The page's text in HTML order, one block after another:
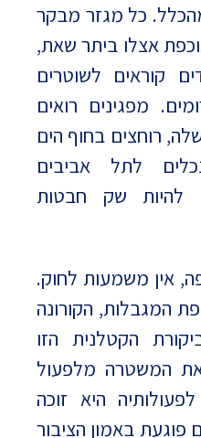
כל מגזר מבקר
אצלו ביתר שאת,
קוראים לשוטרים
מפגינים רואים
רוחצים בחוף הים
לתל אביבים
להיות שק חבטות
אין משמעות לחוק.
המגבלות, הקורונה
הקטלנית הזו
המשטרה מלפעול
היא זוכה
פוגעת באמון הציבור